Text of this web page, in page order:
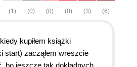
(6)
(3)
(0)
(0)
(0)
(1)
kupiłem książki
start) zacząłem wreszcie